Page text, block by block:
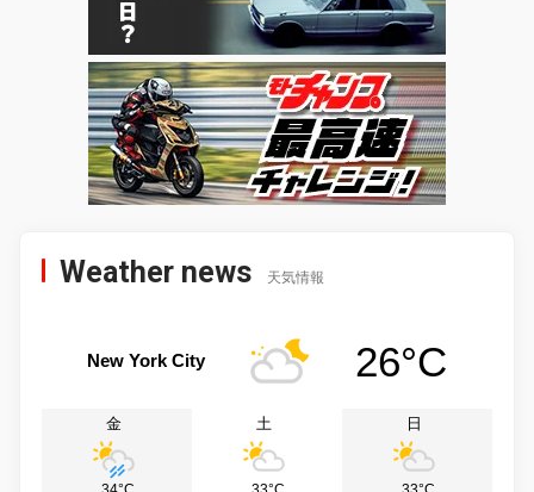
Weather news 天気情報
New York City 26°C
金 土 日